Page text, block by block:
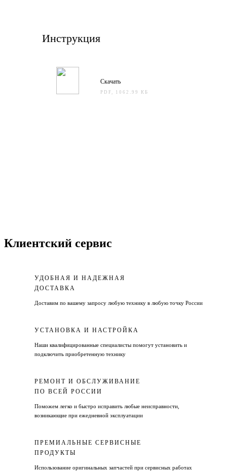
Инструкция
Скачать
PDF, 1062.99 КБ
Клиентский сервис
УДОБНАЯ И НАДЕЖНАЯ
ДОСТАВКА
Доставим по вашему запросу любую технику в любую точку России
УСТАНОВКА И НАСТРОЙКА
Наши квалифицированные специалисты помогут установить и
подключить приобретенную технику
РЕМОНТ И ОБСЛУЖИВАНИЕ
ПО ВСЕЙ РОССИИ
Поможем легко и быстро исправить любые неисправности,
возникающие при ежедневной эксплуатации
ПРЕМИАЛЬНЫЕ СЕРВИСНЫЕ
ПРОДУКТЫ
Использование оригинальных запчастей при сервисных работах